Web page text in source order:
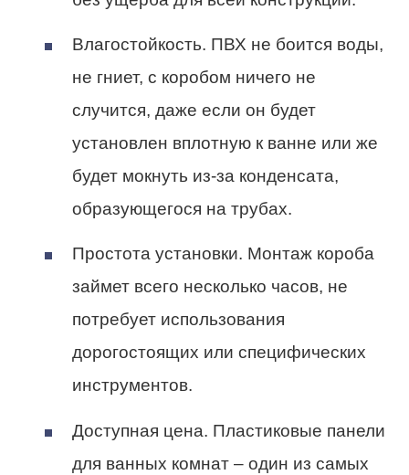
Влагостойкость. ПВХ не боится воды,
не гниет, с коробом ничего не
случится, даже если он будет
установлен вплотную к ванне или же
будет мокнуть из-за конденсата,
образующегося на трубах.
Простота установки. Монтаж короба
займет всего несколько часов, не
потребует использования
дорогостоящих или специфических
инструментов.
Доступная цена. Пластиковые панели
для ванных комнат – один из самых